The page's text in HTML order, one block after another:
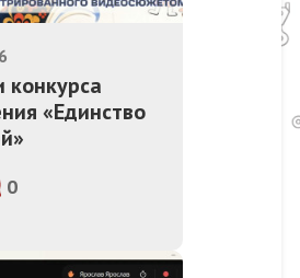
конкурса
«Единство
0